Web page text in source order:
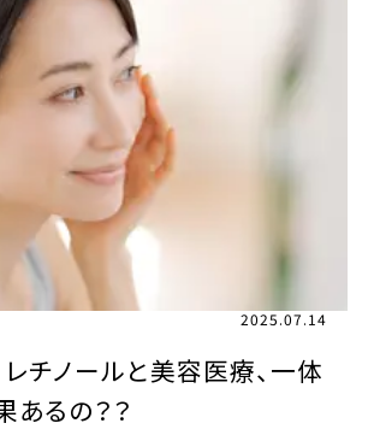
2025.07.14
レチノールと美容医療、一体
あるの？？